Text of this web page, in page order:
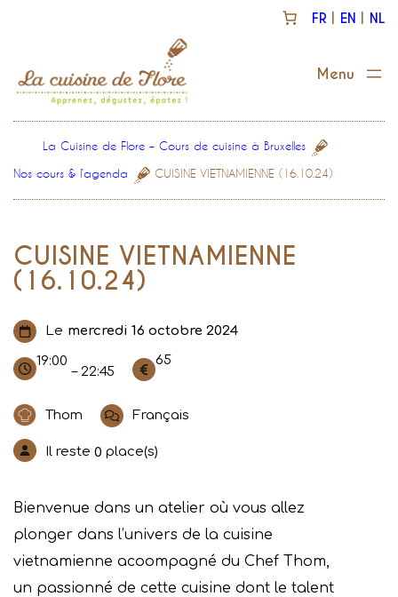
FR EN NL
La Cuisine de Flore – Cours de cuisine à Bruxelles
Nos cours & l’agenda
CUISINE VIETNAMIENNE (16.10.24)
CUISINE VIETNAMIENNE
(16.10.24)
Le mercredi 16 octobre 2024
19:00
– 22:45
65
Thom Français
Il reste 0 place(s)
Bienvenue dans un atelier où vous allez
plonger dans l’univers de la cuisine
vietnamienne acoompagné du Chef Thom,
un passionné de cette cuisine dont le talent